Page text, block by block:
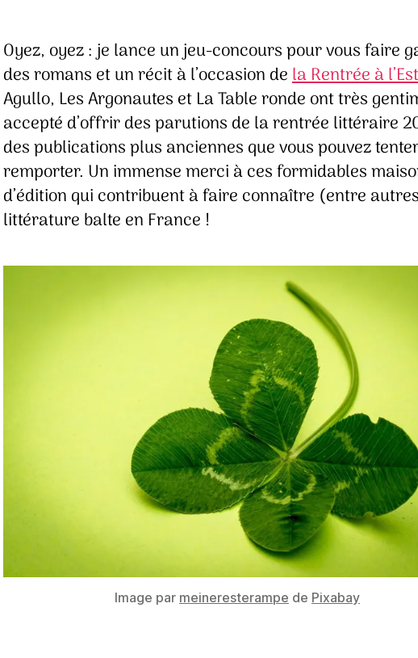
Oyez, oyez : je lance un jeu-concours pour vous faire
des romans et un récit à l’occasion dela Rentrée à l’Est
Agullo, Les Argonautes et La Table ronde ont très
accepté d’offrir des parutions de la rentrée littéraire
des publications plus anciennes que vous pouvez
remporter. Un immense merci à ces formidables
d’édition qui contribuent à faire connaître (entre
littérature balte en France !
Image par meineresterampe de Pixabay